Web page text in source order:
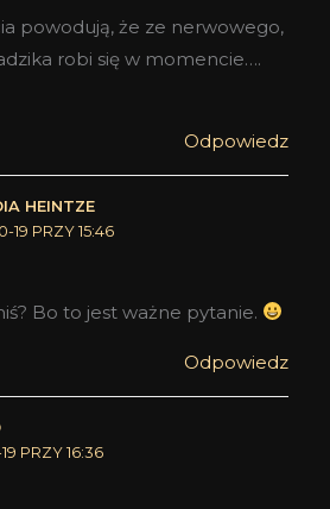
powodują, że ze nerwowego,
robi się w momencie….
Odpowiedz
HEINTZE
19 PRZY 15:46
Bo to jest ważne pytanie.
Odpowiedz
PRZY 16:36